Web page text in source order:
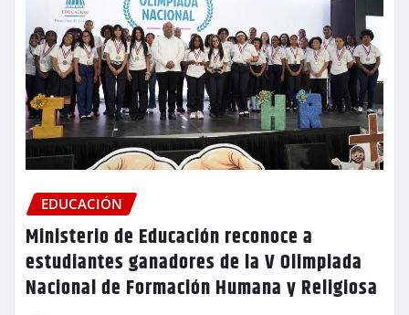
EDUCACIÓN
Ministerio de Educación reconoce a
estudiantes ganadores de la V Olimpiada
Nacional de Formación Humana y Religiosa